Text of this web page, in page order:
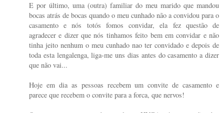
E por último, uma (outra) familiar do meu marido que mandou
bocas atrás de bocas quando o meu cunhado não a convidou para o
casamento e nós totós fomos convidar, ela fez questão de
agradecer e dizer que nós tinhamos feito bem em convidar e não
tinha jeito nenhum o meu cunhado nao ter convidado e depois de
toda esta lengalenga, liga-me uns dias antes do casamento a dizer
que não vai...
Hoje em dia as pessoas recebem um convite de casamento e
parece que recebem o convite para a forca, que nervos!